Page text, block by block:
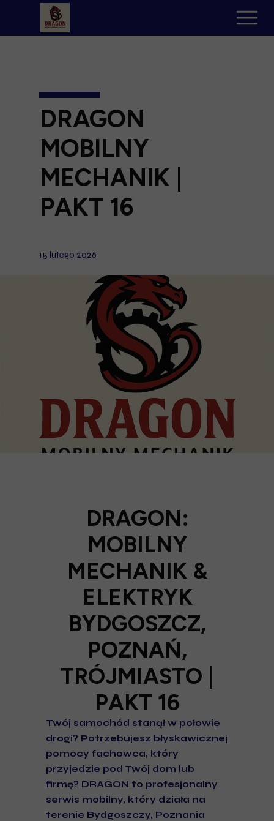
DRAGON
MOBILNY
MECHANIK |
PAKT 16
15 lutego 2026
DRAGON:
MOBILNY
MECHANIK &
ELEKTRYK
BYDGOSZCZ,
POZNAŃ,
TRÓJMIASTO |
PAKT 16
Twój samochód stanął w połowie
drogi? Potrzebujesz błyskawicznej
pomocy fachowca, który
przyjedzie pod Twój dom lub
firmę? DRAGON to profesjonalny
serwis mobilny, który działa na
terenie Bydgoszczy, Poznania